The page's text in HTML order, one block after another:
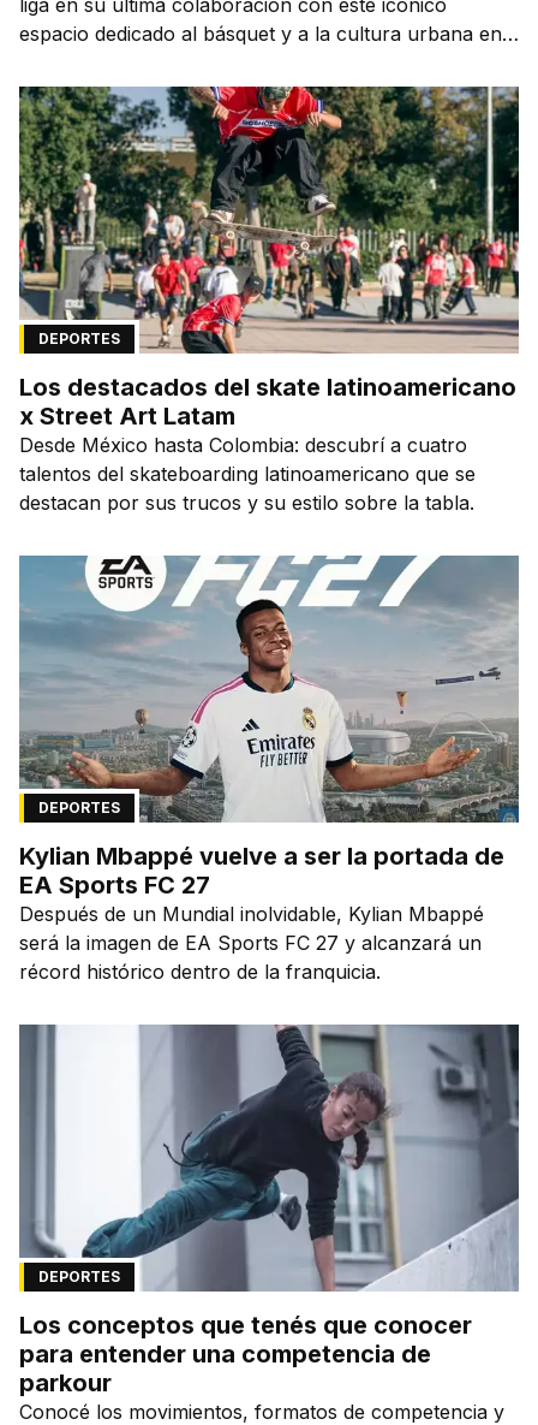
espacio dedicado al básquet y a la cultura urbana en
DEPORTES
Los destacados del skate latinoamericano
x Street Art Latam
Desde México hasta Colombia: descubrí a cuatro
talentos del skateboarding latinoamericano que se
destacan por sus trucos y su estilo sobre la tabla.
DEPORTES
Kylian Mbappé vuelve a ser la portada de
EA Sports FC 27
Después de un Mundial inolvidable, Kylian Mbappé
será la imagen de EA Sports FC 27 y alcanzará un
récord histórico dentro de la franquicia.
DEPORTES
Los conceptos que tenés que conocer
para entender una competencia de
parkour
Conocé los movimientos, formatos de competencia y